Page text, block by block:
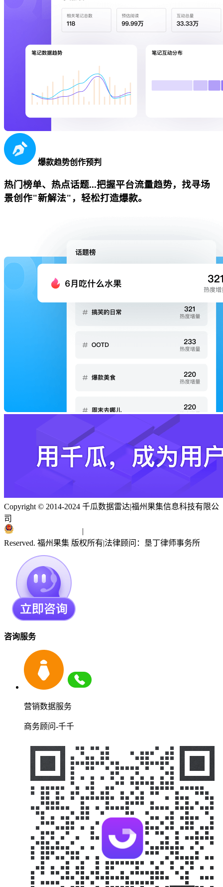
爆款趋势创作预判
热门榜单、热点话题...把握平台流量趋势，找寻场
景创作"新解法"，轻松打造爆款。
Copyright © 2014-2024 千瓜数据雷达|福州果集信息科技有限公
司
|
Reserved. 福州果集 版权所有|法律顾问：垦丁律师事务所
咨询服务
营销数据服务
商务顾问-千千